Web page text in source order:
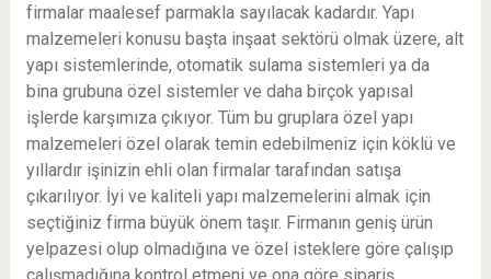
firmalar maalesef parmakla sayılacak kadardır. Yapı
malzemeleri konusu başta inşaat sektörü olmak üzere, alt
yapı sistemlerinde, otomatik sulama sistemleri ya da
bina grubuna özel sistemler ve daha birçok yapısal
işlerde karşımıza çıkıyor. Tüm bu gruplara özel yapı
malzemeleri özel olarak temin edebilmeniz için köklü ve
yıllardır işinizin ehli olan firmalar tarafından satışa
çıkarılıyor. İyi ve kaliteli yapı malzemelerini almak için
seçtiğiniz firma büyük önem taşır. Firmanın geniş ürün
yelpazesi olup olmadığına ve özel isteklere göre çalışıp